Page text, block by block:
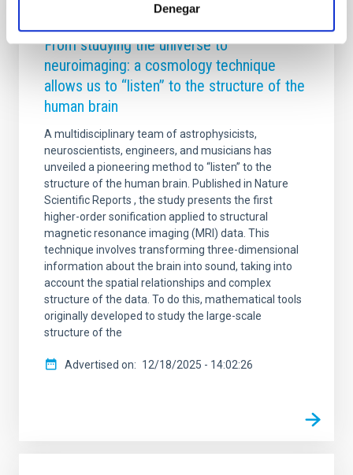
Denegar
From studying the universe to
neuroimaging: a cosmology technique
allows us to “listen” to the structure of the
human brain
A multidisciplinary team of astrophysicists,
neuroscientists, engineers, and musicians has
unveiled a pioneering method to “listen” to the
structure of the human brain. Published in Nature
Scientific Reports , the study presents the first
higher-order sonification applied to structural
magnetic resonance imaging (MRI) data. This
technique involves transforming three-dimensional
information about the brain into sound, taking into
account the spatial relationships and complex
structure of the data. To do this, mathematical tools
originally developed to study the large-scale
structure of the
Advertised on 12/18/2025 - 14:02:26